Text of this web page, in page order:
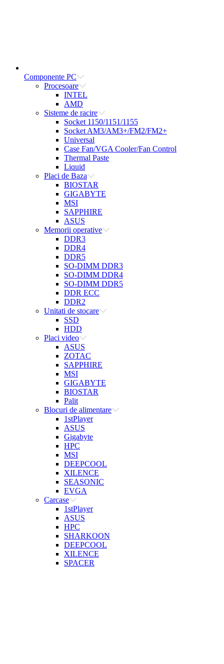
Componente PC
Procesoare
INTEL
AMD
Sisteme de racire
Socket 1150/1151/1155
Socket AM3/AM3+/FM2/FM2+
Universal
Case Fan/VGA Cooler/Fan Control
Thermal Paste
Liquid
Placi de Baza
BIOSTAR
GIGABYTE
MSI
SAPPHIRE
ASUS
Memorii operative
DDR3
DDR4
DDR5
SO-DIMM DDR3
SO-DIMM DDR4
SO-DIMM DDR5
DDR ECC
DDR2
Unitati de stocare
SSD
HDD
Placi video
ASUS
ZOTAC
SAPPHIRE
MSI
GIGABYTE
BIOSTAR
Palit
Blocuri de alimentare
1stPlayer
ASUS
Gigabyte
HPC
MSI
DEEPCOOL
XILENCE
SEASONIC
EVGA
Carcase
1stPlayer
ASUS
HPC
SHARKOON
DEEPCOOL
XILENCE
SPACER